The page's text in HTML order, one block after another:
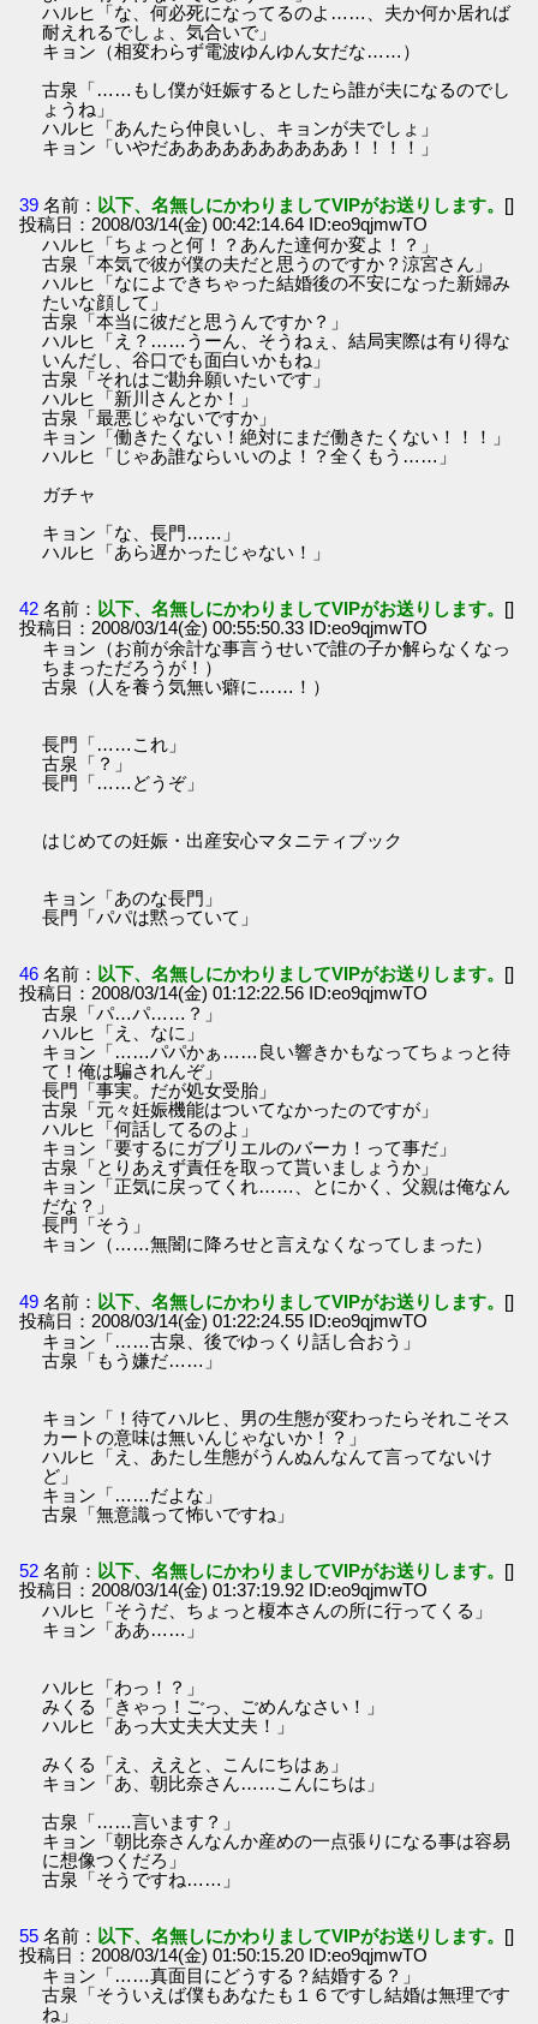
ハルヒ「な、何必死になってるのよ……、夫か何か居れば
耐えれるでしょ、気合いで」
キョン（相変わらず電波ゆんゆん女だな……）
古泉「……もし僕が妊娠するとしたら誰が夫になるのでし
ょうね」
ハルヒ「あんたら仲良いし、キョンが夫でしょ」
キョン「いやだああああああああああ！！！！」
39 名前： 以下、名無しにかわりましてVIPがお送りします。 []
投稿日：2008/03/14(金) 00:42:14.64 ID:eo9qjmwTO
ハルヒ「ちょっと何！？あんた達何か変よ！？」
古泉「本気で彼が僕の夫だと思うのですか？涼宮さん」
ハルヒ「なによできちゃった結婚後の不安になった新婦み
たいな顔して」
古泉「本当に彼だと思うんですか？」
ハルヒ「え？……うーん、そうねぇ、結局実際は有り得な
いんだし、谷口でも面白いかもね」
古泉「それはご勘弁願いたいです」
ハルヒ「新川さんとか！」
古泉「最悪じゃないですか」
キョン「働きたくない！絶対にまだ働きたくない！！！」
ハルヒ「じゃあ誰ならいいのよ！？全くもう……」
ガチャ
キョン「な、長門……」
ハルヒ「あら遅かったじゃない！」
42 名前： 以下、名無しにかわりましてVIPがお送りします。 []
投稿日：2008/03/14(金) 00:55:50.33 ID:eo9qjmwTO
キョン（お前が余計な事言うせいで誰の子か解らなくなっ
ちまっただろうが！）
古泉（人を養う気無い癖に……！）
長門「……これ」
古泉「？」
長門「……どうぞ」
はじめての妊娠・出産安心マタニティブック
キョン「あのな長門」
長門「パパは黙っていて」
46 名前： 以下、名無しにかわりましてVIPがお送りします。 []
投稿日：2008/03/14(金) 01:12:22.56 ID:eo9qjmwTO
古泉「パ…パ……？」
ハルヒ「え、なに」
キョン「……パパかぁ……良い響きかもなってちょっと待
て！俺は騙されんぞ」
長門「事実。だが処女受胎」
古泉「元々妊娠機能はついてなかったのですが」
ハルヒ「何話してるのよ」
キョン「要するにガブリエルのバーカ！って事だ」
古泉「とりあえず責任を取って貰いましょうか」
キョン「正気に戻ってくれ……、とにかく、父親は俺なん
だな？」
長門「そう」
キョン（……無闇に降ろせと言えなくなってしまった）
49 名前： 以下、名無しにかわりましてVIPがお送りします。 []
投稿日：2008/03/14(金) 01:22:24.55 ID:eo9qjmwTO
キョン「……古泉、後でゆっくり話し合おう」
古泉「もう嫌だ……」
キョン「！待てハルヒ、男の生態が変わったらそれこそス
カートの意味は無いんじゃないか！？」
ハルヒ「え、あたし生態がうんぬんなんて言ってないけ
ど」
キョン「……だよな」
古泉「無意識って怖いですね」
52 名前： 以下、名無しにかわりましてVIPがお送りします。 []
投稿日：2008/03/14(金) 01:37:19.92 ID:eo9qjmwTO
ハルヒ「そうだ、ちょっと榎本さんの所に行ってくる」
キョン「ああ……」
ハルヒ「わっ！？」
みくる「きゃっ！ごっ、ごめんなさい！」
ハルヒ「あっ大丈夫大丈夫！」
みくる「え、ええと、こんにちはぁ」
キョン「あ、朝比奈さん……こんにちは」
古泉「……言います？」
キョン「朝比奈さんなんか産めの一点張りになる事は容易
に想像つくだろ」
古泉「そうですね……」
55 名前： 以下、名無しにかわりましてVIPがお送りします。 []
投稿日：2008/03/14(金) 01:50:15.20 ID:eo9qjmwTO
キョン「……真面目にどうする？結婚する？」
古泉「そういえば僕もあなたも１６ですし結婚は無理です
ね」